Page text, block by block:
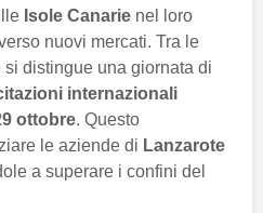
Isole Canarie nel loro
nuovi mercati. Tra le
distingue una giornata di
internazionali
ottobre. Questo
le aziende di Lanzarote
a superare i confini del